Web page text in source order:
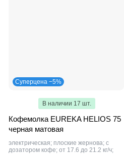
Суперцена −5%
В наличии 17 шт.
Кофемолка EUREKA HELIOS 75
черная матовая
электрическая; плоские жернова; с
дозатором кофе; от 17.6 до 21.2 кг/ч;